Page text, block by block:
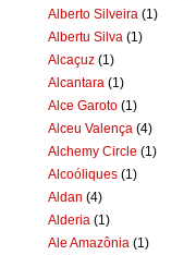
Alberto Silveira (1)
Albertu Silva (1)
Alcaçuz (1)
Alcantara (1)
Alce Garoto (1)
Alceu Valença (4)
Alchemy Circle (1)
Alcoóliques (1)
Aldan (4)
Alderia (1)
Ale Amazônia (1)